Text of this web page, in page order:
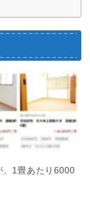
、1畳あたり6000